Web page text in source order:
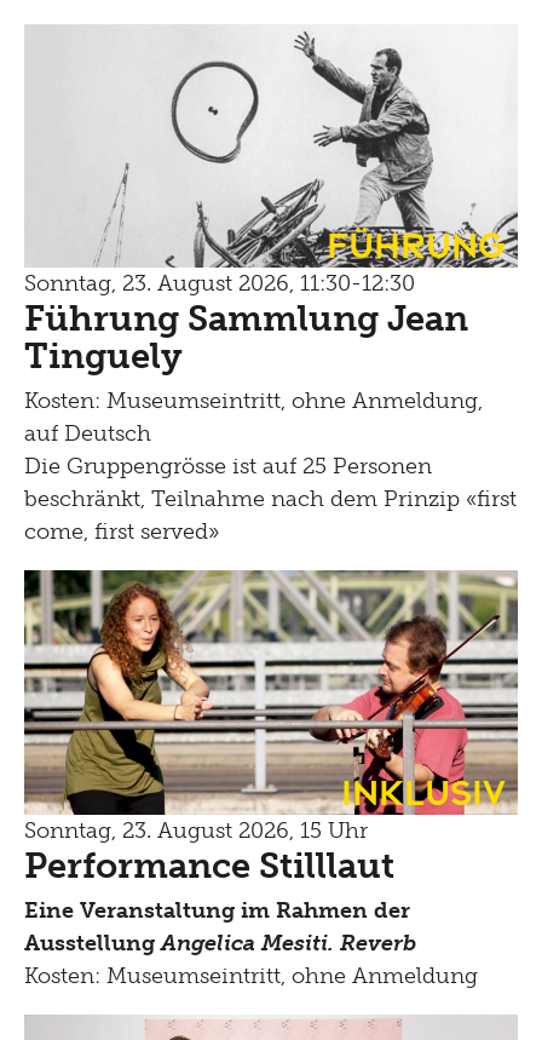
Führung
Sonntag, 23. August 2026, 11:30-12:30
Führung Sammlung Jean
Tinguely
Kosten: Museumseintritt, ohne Anmeldung,
auf Deutsch
Die Gruppengrösse ist auf 25 Personen
beschränkt, Teilnahme nach dem Prinzip «first
come, first served»
Inklusiv
Sonntag, 23. August 2026, 15 Uhr
Performance Stilllaut
Eine Veranstaltung im Rahmen der
AusstellungAngelica Mesiti. Reverb
Kosten: Museumseintritt, ohne Anmeldung